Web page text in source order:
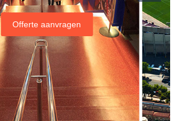
Offerte aanvragen